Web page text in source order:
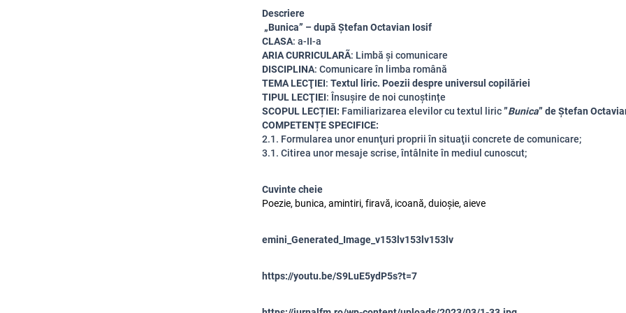
Descriere
„Bunica” – după Ștefan Octavian Iosif
CLASA: a-II-a
ARIA CURRICULARÃ: Limbă și comunicare
DISCIPLINA: Comunicare în limba română
TEMA LECŢIEI: Textul liric. Poezii despre universul copilăriei
TIPUL LECŢIEI: Însușire de noi cunoștințe
SCOPUL LECȚIEI: Familiarizarea elevilor cu textul liric”Bunica” de Ștefan
COMPETENȚE SPECIFICE:
2.1. Formularea unor enunţuri proprii în situaţii concrete de comunicare;
3.1. Citirea unor mesaje scrise, întâlnite în mediul cunoscut;
Cuvinte cheie
Poezie, bunica, amintiri, firavă, icoană, duioșie, aieve
emini_Generated_Image_v153lv153lv153lv
https://youtu.be/S9LuE5ydP5s?t=7